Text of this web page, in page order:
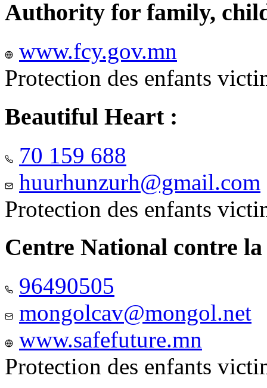
Authority for family,
www.fcy.gov.mn
Protection des enfants
Beautiful Heart :
70 159 688
huurhunzurh@gmail.com
Protection des enfants
Centre National contre la
96490505
mongolcav@mongol.net
www.safefuture.mn
Protection des enfants